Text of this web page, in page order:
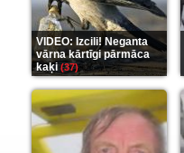
VIDEO: Izcili! Neganta
vārna kārtīgi pārmāca
kaķi(37)